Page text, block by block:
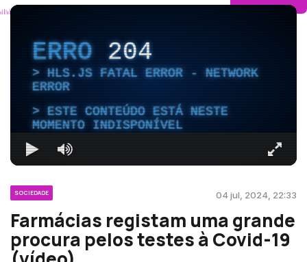
ERRO204
HLS.JS FATAL ERROR - NETWORK
ERROR
ESTE CONTEÚDO ESTÁ NESTE
MOMENTO INDISPONÍVEL
SOCIEDADE 04 jul, 2024, 22:33
Farmácias registam uma grande
procura pelos testes à Covid-19